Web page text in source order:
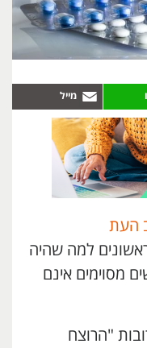
העת
למה שהיה
מסוימים אינם
"הרוצח